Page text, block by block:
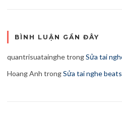
BÌNH LUẬN GẦN ĐÂY
quantrisuatainghetrongSửa tai
Hoang Anh trongSửa tai nghe